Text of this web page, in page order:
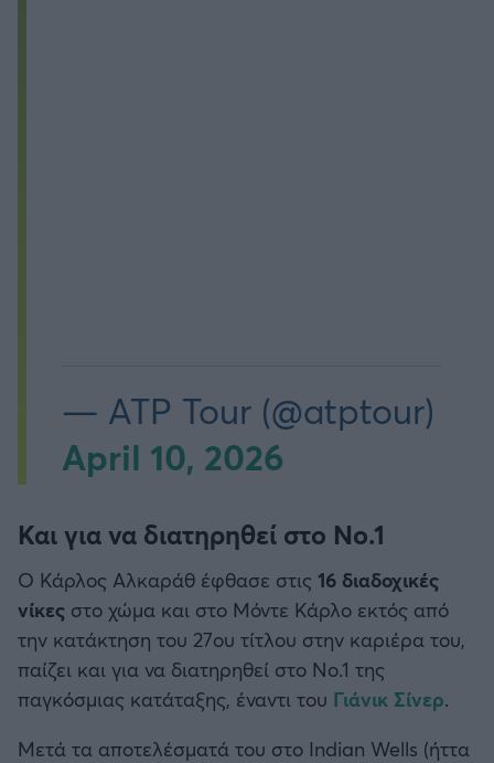
— ATP Tour (@atptour)
April 10, 2026
Και για να διατηρηθεί στο Νο.1
Ο Κάρλος Αλκαράθ έφθασε στις 16 διαδοχικές
νίκες στο χώμα και στο Μόντε Κάρλο εκτός από
την κατάκτηση του 27ου τίτλου στην καριέρα του,
παίζει και για να διατηρηθεί στο Νο.1 της
παγκόσμιας κατάταξης, έναντι του Γιάνικ Σίνερ.
Μετά τα αποτελέσματά του στο Indian Wells (ήττα